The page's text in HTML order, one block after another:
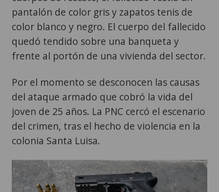
pantalón de color gris y zapatos tenis de
color blanco y negro. El cuerpo del fallecido
quedó tendido sobre una banqueta y
frente al portón de una vivienda del sector.
Por el momento se desconocen las causas
del ataque armado que cobró la vida del
joven de 25 años. La PNC cercó el escenario
del crimen, tras el hecho de violencia en la
colonia Santa Luisa.